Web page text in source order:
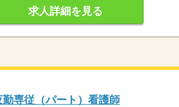
求人詳細を見る
専従（パート）看護師